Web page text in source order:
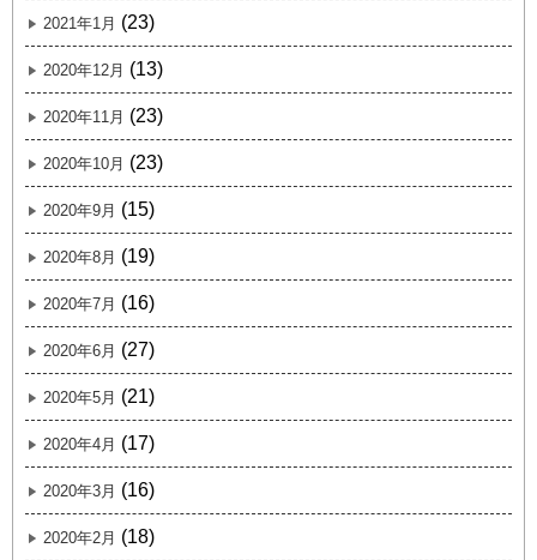
2021年1月 (23)
2020年12月 (13)
2020年11月 (23)
2020年10月 (23)
2020年9月 (15)
2020年8月 (19)
2020年7月 (16)
2020年6月 (27)
2020年5月 (21)
2020年4月 (17)
2020年3月 (16)
2020年2月 (18)